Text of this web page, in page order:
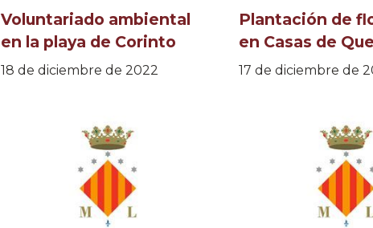
Voluntariado ambiental
en la playa de Corinto
18 de diciembre de 2022
Plantación de
en Casas de
17 de diciembre de